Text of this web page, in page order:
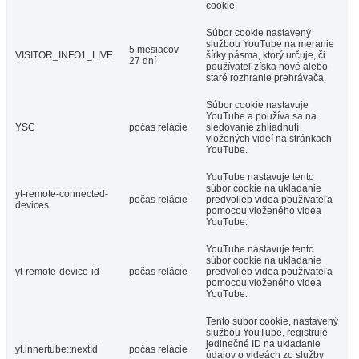
cookie.
VISITOR_INFO1_LIVE
5 mesiacov
27 dní
Súbor cookie nastavený
službou YouTube na meranie
šírky pásma, ktorý určuje, či
používateľ získa nové alebo
staré rozhranie prehrávača.
YSC počas relácie
Súbor cookie nastavuje
YouTube a používa sa na
sledovanie zhliadnutí
vložených videí na stránkach
YouTube.
yt-remote-connected-
devices
počas relácie
YouTube nastavuje tento
súbor cookie na ukladanie
predvolieb videa používateľa
pomocou vloženého videa
YouTube.
yt-remote-device-id počas relácie
YouTube nastavuje tento
súbor cookie na ukladanie
predvolieb videa používateľa
pomocou vloženého videa
YouTube.
yt.innertube::nextId počas relácie
Tento súbor cookie, nastavený
službou YouTube, registruje
jedinečné ID na ukladanie
údajov o videách zo služby